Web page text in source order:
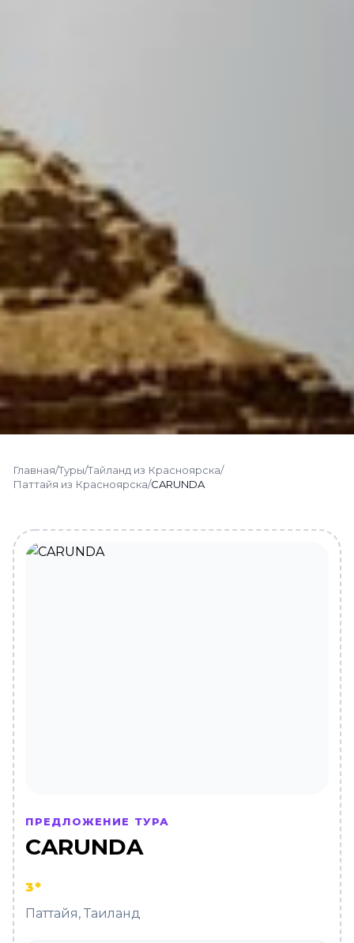
Главная/Туры/Тайланд из Красноярска/
Паттайя из Красноярска/CARUNDA
ПРЕДЛОЖЕНИЕ ТУРА
CARUNDA
3*
Паттайя, Таиланд